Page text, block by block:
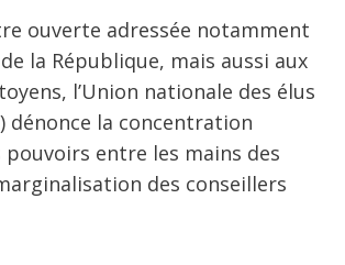
ouverte adressée notamment
la République, mais aussi aux
l’Union nationale des élus
dénonce la concentration
pouvoirs entre les mains des
des conseillers